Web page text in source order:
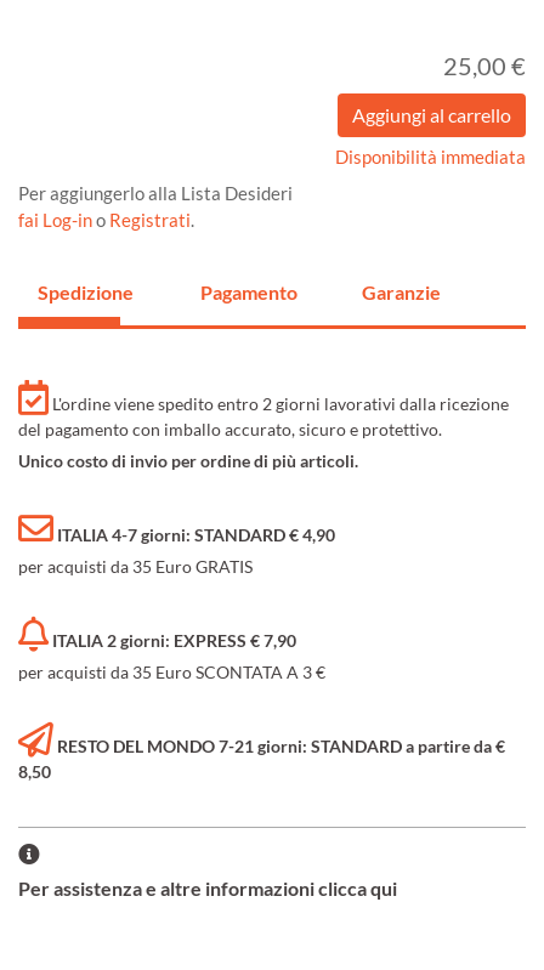
25,00 €
Disponibilità immediata
Per aggiungerlo alla Lista Desideri
fai Log-ino Registrati.
Spedizione Pagamento Garanzie
L'ordine viene spedito entro 2 giorni lavorativi dalla ricezione
del pagamento con imballo accurato, sicuro e protettivo.
Unico costo di invio per ordine di più articoli.
ITALIA 4-7 giorni: STANDARD € 4,90
per acquisti da 35 Euro GRATIS
ITALIA 2 giorni: EXPRESS € 7,90
per acquisti da 35 Euro SCONTATA A 3 €
RESTO DEL MONDO 7-21 giorni: STANDARD a partire da €
8,50
Per assistenza e altre informazioni clicca qui